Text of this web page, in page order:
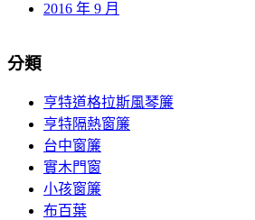
2016 年 9 月
分類
亨特道格拉斯風琴簾
亨特隔熱窗簾
台中窗簾
實木門窗
小孩窗簾
布百葉